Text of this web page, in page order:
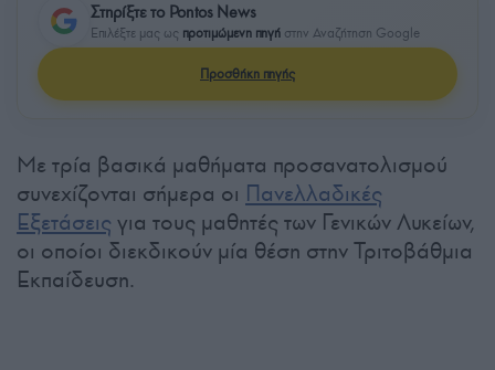
Στηρίξτε το Pontos News
Επιλέξτε μας ως προτιμώμενη πηγή στην Αναζήτηση Google
Προσθήκη πηγής
Με τρία βασικά μαθήματα προσανατολισμού
συνεχίζονται σήμερα οι Πανελλαδικές
Εξετάσεις για τους μαθητές των Γενικών Λυκείων,
οι οποίοι διεκδικούν μία θέση στην Τριτοβάθμια
Εκπαίδευση.